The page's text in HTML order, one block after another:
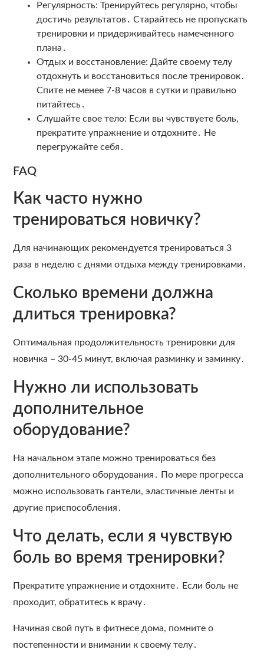
Регулярность: Тренируйтесь регулярно, чтобы
достичь результатов․ Старайтесь не пропускать
тренировки и придерживайтесь намеченного
плана․
Отдых и восстановление: Дайте своему телу
отдохнуть и восстановиться после тренировок․
Спите не менее 7-8 часов в сутки и правильно
питайтесь․
Слушайте свое тело: Если вы чувствуете боль,
прекратите упражнение и отдохните․ Не
перегружайте себя․
FAQ
Как часто нужно
тренироваться новичку?
Для начинающих рекомендуется тренироваться 3
раза в неделю с днями отдыха между тренировками․
Сколько времени должна
длиться тренировка?
Оптимальная продолжительность тренировки для
новичка – 30-45 минут, включая разминку и заминку․
Нужно ли использовать
дополнительное
оборудование?
На начальном этапе можно тренироваться без
дополнительного оборудования․ По мере прогресса
можно использовать гантели, эластичные ленты и
другие приспособления․
Что делать, если я чувствую
боль во время тренировки?
Прекратите упражнение и отдохните․ Если боль не
проходит, обратитесь к врачу․
Начиная свой путь в фитнесе дома, помните о
постепенности и внимании к своему телу․